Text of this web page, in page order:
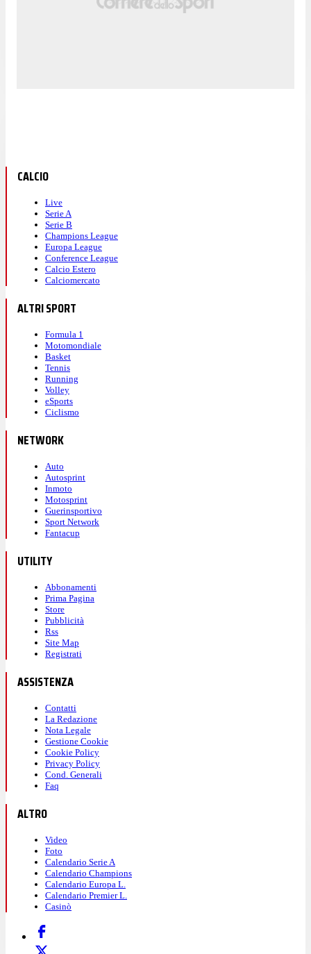
CALCIO
Live
Serie A
Serie B
Champions League
Europa League
Conference League
Calcio Estero
Calciomercato
ALTRI SPORT
Formula 1
Motomondiale
Basket
Tennis
Running
Volley
eSports
Ciclismo
NETWORK
Auto
Autosprint
Inmoto
Motosprint
Guerinsportivo
Sport Network
Fantacup
UTILITY
Abbonamenti
Prima Pagina
Store
Pubblicità
Rss
Site Map
Registrati
ASSISTENZA
Contatti
La Redazione
Nota Legale
Gestione Cookie
Cookie Policy
Privacy Policy
Cond. Generali
Faq
ALTRO
Video
Foto
Calendario Serie A
Calendario Champions
Calendario Europa L.
Calendario Premier L.
Casinò